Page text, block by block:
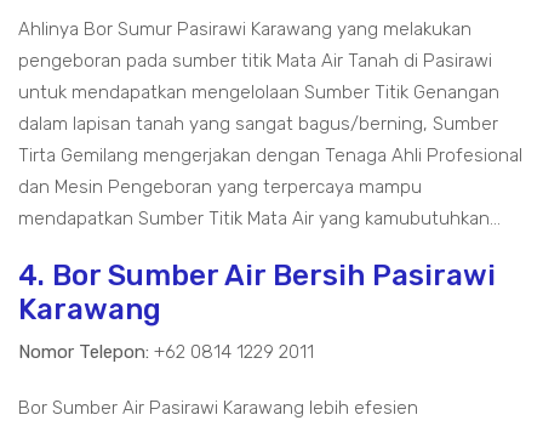
Ahlinya Bor Sumur Pasirawi Karawang yang melakukan
pengeboran pada sumber titik Mata Air Tanah di Pasirawi
untuk mendapatkan mengelolaan Sumber Titik Genangan
dalam lapisan tanah yang sangat bagus/berning, Sumber
Tirta Gemilang mengerjakan dengan Tenaga Ahli Profesional
dan Mesin Pengeboran yang terpercaya mampu
mendapatkan Sumber Titik Mata Air yang kamubutuhkan...
4. Bor Sumber Air Bersih Pasirawi
Karawang
Nomor Telepon: +62 0814 1229 2011
Bor Sumber Air Pasirawi Karawang lebih efesien